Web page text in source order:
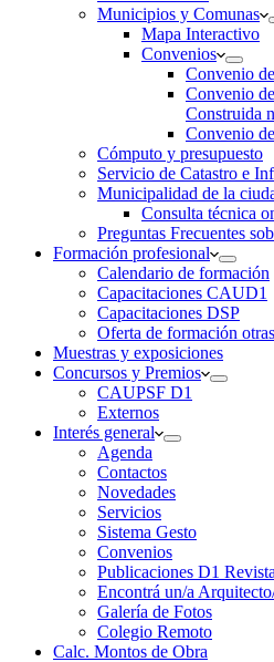
Municipios y Comunas
Mapa Interactivo
Convenios
Convenio
Convenio
Construida
Convenio
Cómputo y presupuesto
Servicio de Catastro e
Municipalidad de la
Consulta técnica
Preguntas Frecuentes
Formación profesional
Calendario de formación
Capacitaciones CAUD1
Capacitaciones DSP
Oferta de formación
Muestras y exposiciones
Concursos y Premios
CAUPSF D1
Externos
Interés general
Agenda
Contactos
Novedades
Servicios
Sistema Gesto
Convenios
Publicaciones D1
Encontrá un/a
Galería de Fotos
Colegio Remoto
Calc. Montos de Obra